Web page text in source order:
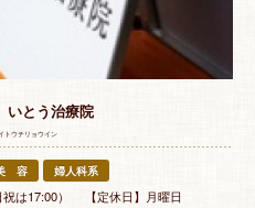
とう治療院
ウチリョウイン
容 婦人科系
祝は17:00） 【定休日】月曜日